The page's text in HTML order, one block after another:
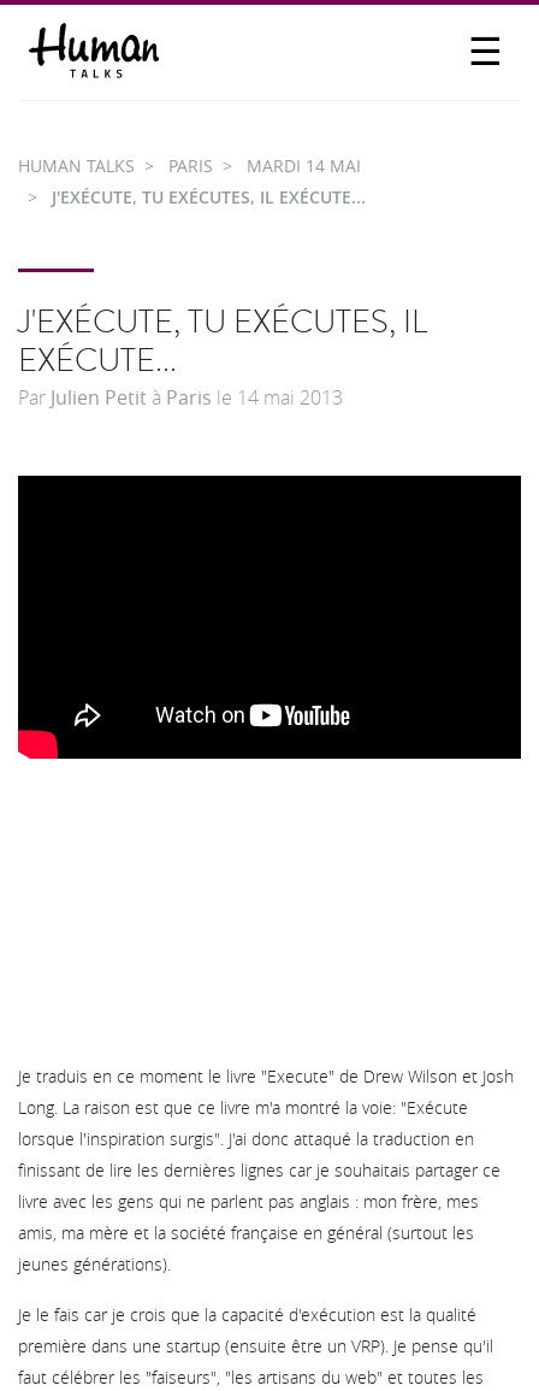
☰
PARTICIPER
HUMAN TALKS PARIS
MARDI 14 MAI
J'EXÉCUTE, TU EXÉCUTES, IL EXÉCUTE...
J'EXÉCUTE, TU EXÉCUTES, IL
EXÉCUTE...
Par Julien Petit à Paris le 14 mai 2013
Je traduis en ce moment le livre "Execute" de Drew Wilson et Josh
Long. La raison est que ce livre m'a montré la voie: "Exécute
lorsque l'inspiration surgis". J'ai donc attaqué la traduction en
finissant de lire les dernières lignes car je souhaitais partager ce
livre avec les gens qui ne parlent pas anglais : mon frère, mes
amis, ma mère et la société française en général (surtout les
jeunes générations).
Je le fais car je crois que la capacité d'exécution est la qualité
première dans une startup (ensuite être un VRP). Je pense qu'il
faut célébrer les "faiseurs", "les artisans du web" et toutes les